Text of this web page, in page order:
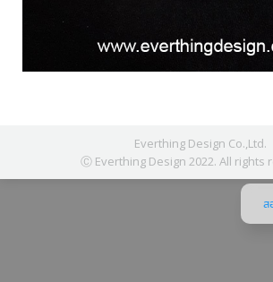
Everthing Design Co.,Ltd.
Ⓒ Everthing Design 2022. All rights
ส